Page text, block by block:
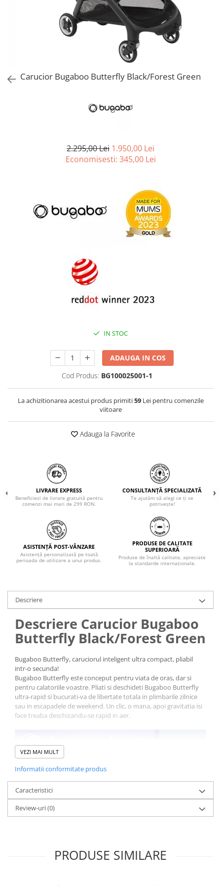
Consultanta Instalare
PAPUSI
Carucior Bugaboo Butterfly Black/Forest Green
2.295,00 Lei 1.950,00 Lei
Economisesti: 345,00 Lei
IN STOC
ADAUGA IN COS
Cod Produs: BG100025001-1
La achizitionarea acestui produs primiti59Lei pentru comenzile
viitoare
Adauga la Favorite
LIVRARE EXPRESS
Beneficiezi de livrare gratuită pentru
comenzi mai mari de 299 RON.
CONSULTANȚĂ SPECIALIZATĂ
Te ajutăm să alegi ce ți se
potrivește!
ASISTENȚĂ POST-VÂNZARE
Asistență personalizată pe toată
perioada de utilizare a unui produs.
PRODUSE DE CALITATE
SUPERIOARĂ
Produse de înaltă calitate, apreciate
la standarde internaționale.
Descriere
Descriere Carucior Bugaboo
Butterfly Black/Forest Green
Bugaboo Butterfly, caruciorul inteligent ultra compact, pliabil
intr-o secunda!
Bugaboo Butterfly este conceput pentru viata de oras, dar si
pentru calatoriile voastre. Pliati si deschideti Bugaboo Butterfly
ultra-rapid si bucurati-va de libertate totala in plimbarile zilnice
sau in escapadele de weekend. Un clic, o mana, apoi gravitatia isi
face treaba deschizandu-se rapid in aer.
VEZI MAI MULT
Informatii conformitate produs
Caracteristici
Review-uri(0)
PRODUSE SIMILARE